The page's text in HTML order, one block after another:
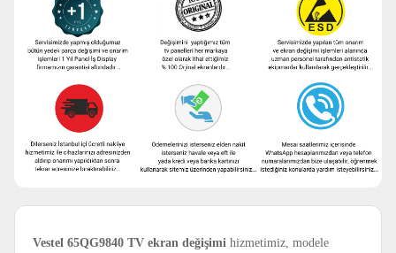
Vestel 65QG9840 TV ekran değişimi hizmetimiz, modele